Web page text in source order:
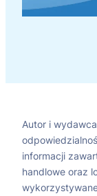
Autor i
informacji
handlowe oraz